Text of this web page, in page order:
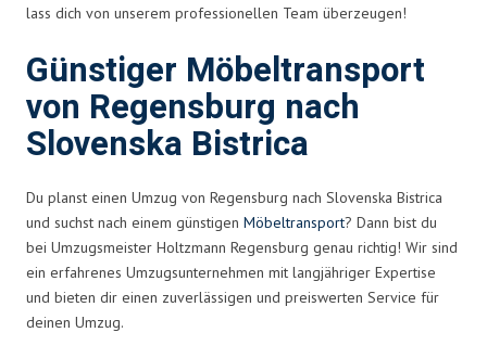
lass dich von unserem professionellen Team überzeugen!
Günstiger Möbeltransport
von Regensburg nach
Slovenska Bistrica
Du planst einen Umzug von Regensburg nach Slovenska Bistrica
und suchst nach einem günstigen Möbeltransport? Dann bist du
bei Umzugsmeister Holtzmann Regensburg genau richtig! Wir sind
ein erfahrenes Umzugsunternehmen mit langjähriger Expertise
und bieten dir einen zuverlässigen und preiswerten Service für
deinen Umzug.